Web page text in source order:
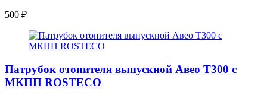
500 ₽
Патрубок отопителя выпускной Авео Т300 с
МКПП ROSTECO